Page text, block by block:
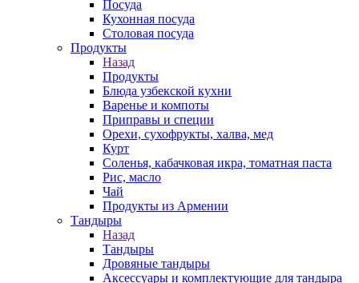
Посуда
Кухонная посуда
Столовая посуда
Продукты
Назад
Продукты
Блюда узбекской кухни
Варенье и компоты
Приправы и специи
Орехи, сухофрукты, халва, мед
Курт
Соленья, кабачковая икра, томатная паста
Рис, масло
Чай
Продукты из Армении
Тандыры
Назад
Тандыры
Дровяные тандыры
Аксессуары и комплектующие для тандыра